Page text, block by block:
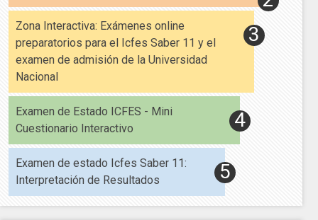
Zona Interactiva: Exámenes online
preparatorios para el Icfes Saber 11 y el
examen de admisión de la Universidad
Nacional
Examen de Estado ICFES - Mini
Cuestionario Interactivo
Examen de estado Icfes Saber 11:
Interpretación de Resultados